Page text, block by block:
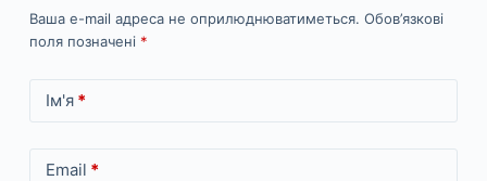
Ваша e-mail адреса не оприлюднюватиметься. Обов’язкові
поля позначені *
Ім'я*
Email *